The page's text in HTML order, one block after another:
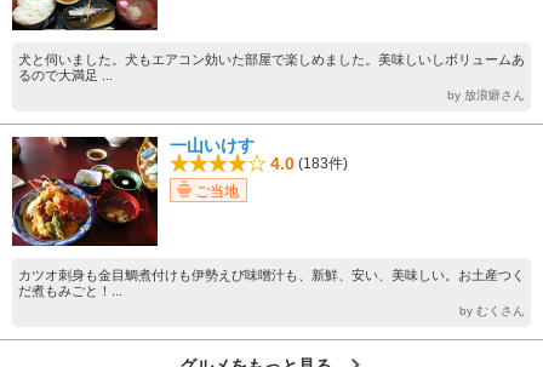
犬と伺いました。犬もエアコン効いた部屋で楽しめました。美味しいしボリュームあ
るので大満足 ...
by 放浪癖さん
一山いけす
4.0 (183件)
ご当地
カツオ刺身も金目鯛煮付けも伊勢えび味噌汁も、新鮮、安い、美味しい。お土産つく
だ煮もみごと！...
by むくさん